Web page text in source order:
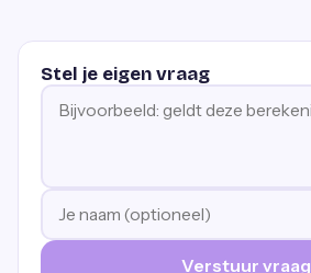
Stel je eigen vraag
Verstuur vraag